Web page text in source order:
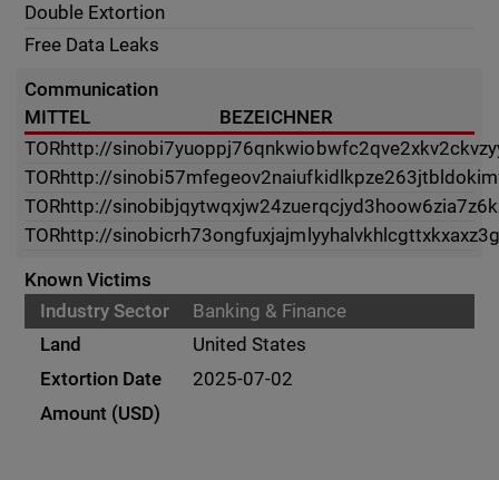
Double Extortion
Free Data Leaks
Communication
MITTEL
BEZEICHNER
TORhttp://
TORhttp://
TORhttp://
TORhttp://
Known Victims
Banking & Finance
United States
2025-07-02